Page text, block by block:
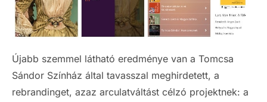
Újabb szemmel látható eredménye van a Tomcsa
Sándor Színház által tavasszal meghirdetett, a
rebrandinget, azaz arculatváltást célzó projektnek: a